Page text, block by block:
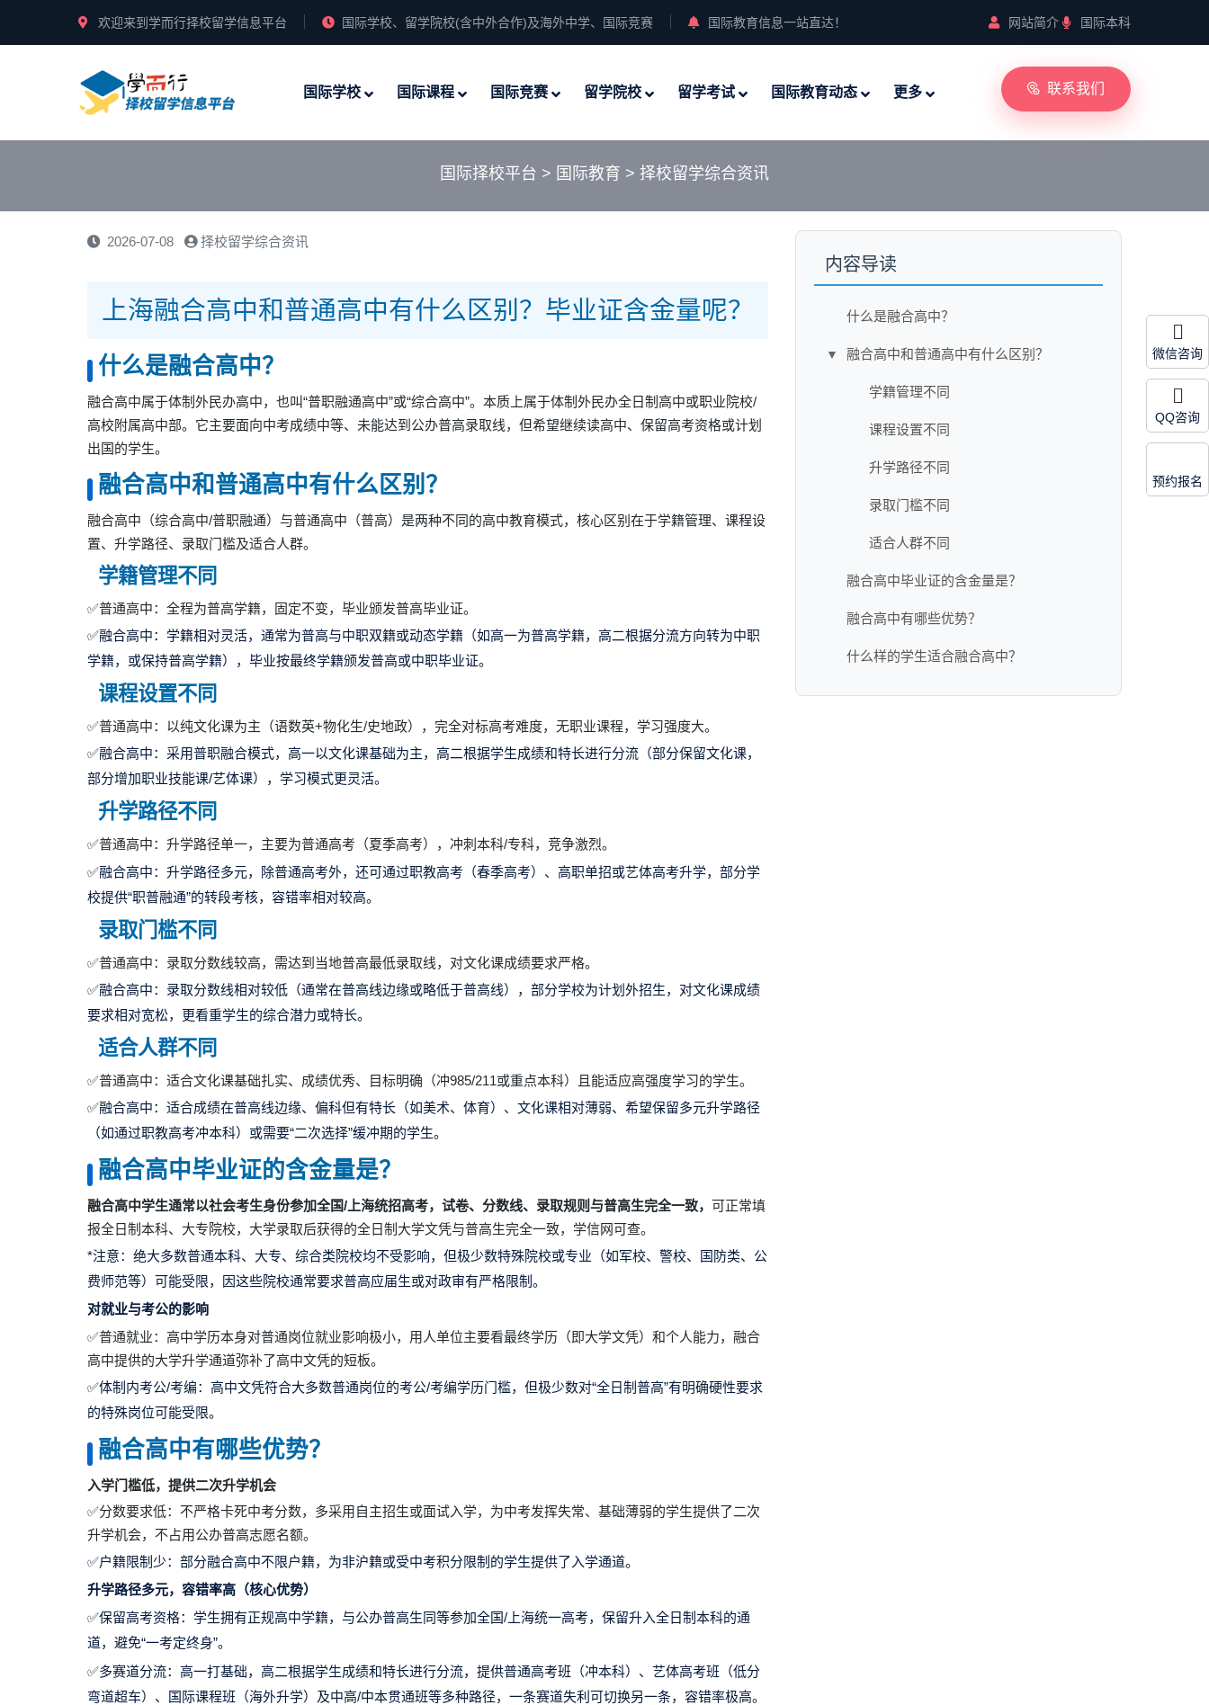
欢迎来到学而行择校留学信息平台 国际学校、留学院校(含中外合作)及海外中学、国际竞赛 国际教育信息一站直达！ 网站简介 国际本科
国际学校 国际课程 国际竞赛 留学院校 留学考试 国际教育动态 更多 联系我们
国际择校平台 > 国际教育 > 择校留学综合资讯
2026-07-08 择校留学综合资讯
上海融合高中和普通高中有什么区别？毕业证含金量呢？
什么是融合高中？
融合高中属于体制外民办高中，也叫“普职融通高中”或“综合高中”。本质上属于体制外民办全日制高中或职业院校/
高校附属高中部。它主要面向中考成绩中等、未能达到公办普高录取线，但希望继续读高中、保留高考资格或计划
出国的学生。
融合高中和普通高中有什么区别？
融合高中（综合高中/普职融通）与普通高中（普高）是两种不同的高中教育模式，核心区别在于学籍管理、课程设
置、升学路径、录取门槛及适合人群。
学籍管理不同
✅普通高中：全程为普高学籍，固定不变，毕业颁发普高毕业证。
✅融合高中：学籍相对灵活，通常为普高与中职双籍或动态学籍（如高一为普高学籍，高二根据分流方向转为中职
学籍，或保持普高学籍），毕业按最终学籍颁发普高或中职毕业证。
课程设置不同
✅普通高中：以纯文化课为主（语数英+物化生/史地政），完全对标高考难度，无职业课程，学习强度大。
✅融合高中：采用普职融合模式，高一以文化课基础为主，高二根据学生成绩和特长进行分流（部分保留文化课，
部分增加职业技能课/艺体课），学习模式更灵活。
升学路径不同
✅普通高中：升学路径单一，主要为普通高考（夏季高考），冲刺本科/专科，竞争激烈。
✅融合高中：升学路径多元，除普通高考外，还可通过职教高考（春季高考）、高职单招或艺体高考升学，部分学
校提供“职普融通”的转段考核，容错率相对较高。
录取门槛不同
✅普通高中：录取分数线较高，需达到当地普高最低录取线，对文化课成绩要求严格。
✅融合高中：录取分数线相对较低（通常在普高线边缘或略低于普高线），部分学校为计划外招生，对文化课成绩
要求相对宽松，更看重学生的综合潜力或特长。
适合人群不同
✅普通高中：适合文化课基础扎实、成绩优秀、目标明确（冲985/211或重点本科）且能适应高强度学习的学生。
✅融合高中：适合成绩在普高线边缘、偏科但有特长（如美术、体育）、文化课相对薄弱、希望保留多元升学路径
（如通过职教高考冲本科）或需要“二次选择”缓冲期的学生。
融合高中毕业证的含金量是？
融合高中学生通常以社会考生身份参加全国/上海统招高考，试卷、分数线、录取规则与普高生完全一致， 可正常填
报全日制本科、大专院校，大学录取后获得的全日制大学文凭与普高生完全一致， 学信网可查。
*注意：绝大多数普通本科、大专、综合类院校均不受影响，但极少数特殊院校或专业（如军校、警校、国防类、公
费师范等）可能受限，因这些院校通常要求普高应届生或对政审有严格限制。
对就业与考公的影响
✅普通就业：高中学历本身对普通岗位就业影响极小，用人单位主要看最终学历（即大学文凭）和个人能力，融合
高中提供的大学升学通道弥补了高中文凭的短板。
✅体制内考公/考编：高中文凭符合大多数普通岗位的考公/考编学历门槛，但极少数对“全日制普高”有明确硬性要求
的特殊岗位可能受限。
融合高中有哪些优势？
入学门槛低，提供二次升学机会
✅分数要求低：不严格卡死中考分数，多采用自主招生或面试入学，为中考发挥失常、基础薄弱的学生提供了二次
升学机会，不占用公办普高志愿名额。
✅户籍限制少：部分融合高中不限户籍，为非沪籍或受中考积分限制的学生提供了入学通道。
升学路径多元，容错率高（核心优势）
✅保留高考资格：学生拥有正规高中学籍，与公办普高生同等参加全国/上海统一高考，保留升入全日制本科的通
道，避免“一考定终身”。
✅多赛道分流：高一打基础，高二根据学生成绩和特长进行分流，提供普通高考班（冲本科）、艺体高考班（低分
弯道超车）、国际课程班（海外升学）及中高/中本贯通班等多种路径，一条赛道失利可切换另一条，容错率极高。
内容导读
什么是融合高中？
▼ 融合高中和普通高中有什么区别？
学籍管理不同
课程设置不同
升学路径不同
录取门槛不同
适合人群不同
融合高中毕业证的含金量是？
融合高中有哪些优势？
什么样的学生适合融合高中？
微信咨询
QQ咨询
预约报名